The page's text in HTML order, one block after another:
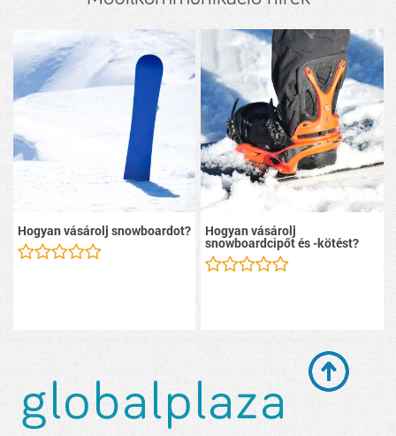
Hogyan vásárolj snowboardot? Hogyan vásárolj
snowboardcipőt és -kötést?